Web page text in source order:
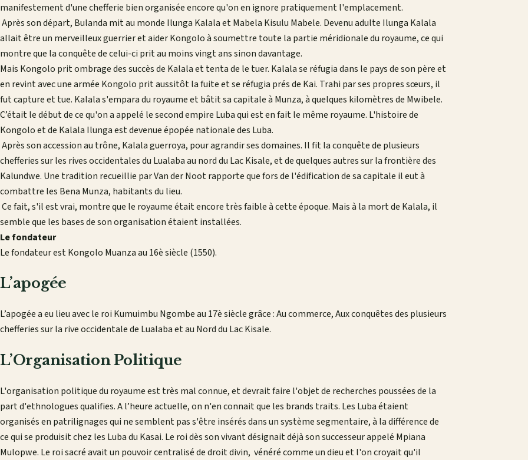
manifestement d'une chefferie bien organisée encore qu'on en ignore pratiquement l'emplacement.
Après son départ, Bulanda mit au monde Ilunga Kalala et Mabela Kisulu Mabele. Devenu adulte Ilunga Kalala
allait être un merveilleux guerrier et aider Kongolo à soumettre toute la partie méridionale du royaume, ce qui
montre que la conquête de celui-ci prit au moins vingt ans sinon davantage.
Mais Kongolo prit ombrage des succès de Kalala et tenta de le tuer. Kalala se réfugia dans le pays de son père et
en revint avec une armée Kongolo prit aussitôt la fuite et se réfugia prés de Kai. Trahi par ses propres sœurs, il
fut capture et tue. Kalala s'empara du royaume et bâtit sa capitale à Munza, à quelques kilomètres de Mwibele.
C’était le début de ce qu'on a appelé le second empire Luba qui est en fait le même royaume. L'histoire de
Kongolo et de Kalala Ilunga est devenue épopée nationale des Luba.
Après son accession au trône, Kalala guerroya, pour agrandir ses domaines. Il fit la conquête de plusieurs
chefferies sur les rives occidentales du Lualaba au nord du Lac Kisale, et de quelques autres sur la frontière des
Kalundwe. Une tradition recueillie par Van der Noot rapporte que fors de l'édification de sa capitale il eut à
combattre les Bena Munza, habitants du lieu.
Ce fait, s'il est vrai, montre que le royaume était encore très faible à cette époque. Mais à la mort de Kalala, il
semble que les bases de son organisation étaient installées.
Le fondateur
Le fondateur est Kongolo Muanza au 16è siècle (1550).
L’apogée
L’apogée a eu lieu avec le roi Kumuimbu Ngombe au 17è siècle grâce : Au commerce, Aux conquêtes des plusieurs
chefferies sur la rive occidentale de Lualaba et au Nord du Lac Kisale.
L’Organisation Politique
L'organisation politique du royaume est très mal connue, et devrait faire l'objet de recherches poussées de la
part d'ethnologues qualifies. A l’heure actuelle, on n'en connait que les brands traits. Les Luba étaient
organisés en patrilignages qui ne semblent pas s'être insérés dans un système segmentaire, à la différence de
ce qui se produisit chez les Luba du Kasai. Le roi dès son vivant désignait déjà son successeur appelé Mpiana
Mulopwe. Le roi sacré avait un pouvoir centralisé de droit divin, vénéré comme un dieu et l'on croyait qu'il